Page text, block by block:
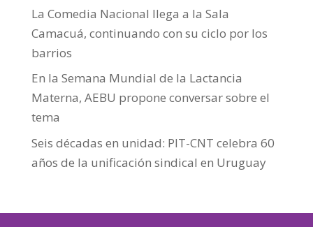
La Comedia Nacional llega a la Sala
Camacuá, continuando con su ciclo por los
barrios
En la Semana Mundial de la Lactancia
Materna, AEBU propone conversar sobre el
tema
Seis décadas en unidad: PIT-CNT celebra 60
años de la unificación sindical en Uruguay